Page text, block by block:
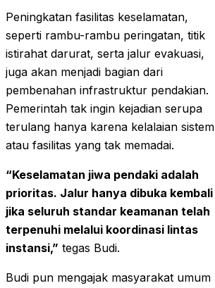
Peningkatan fasilitas keselamatan,
seperti rambu-rambu peringatan, titik
istirahat darurat, serta jalur evakuasi,
juga akan menjadi bagian dari
pembenahan infrastruktur pendakian.
Pemerintah tak ingin kejadian serupa
terulang hanya karena kelalaian sistem
atau fasilitas yang tak memadai.
“Keselamatan jiwa pendaki adalah
prioritas. Jalur hanya dibuka kembali
jika seluruh standar keamanan telah
terpenuhi melalui koordinasi lintas
instansi,” tegas Budi.
Budi pun mengajak masyarakat umum